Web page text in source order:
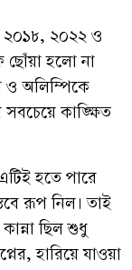
২০১৮, ২০২২ ও
ছোঁয়া হলো না
ও অলিম্পিকে
কাঙ্ক্ষিত
হতে পারে
রূপ নিল। তাই
ছিল শুধু
হারিয়ে যাওয়া